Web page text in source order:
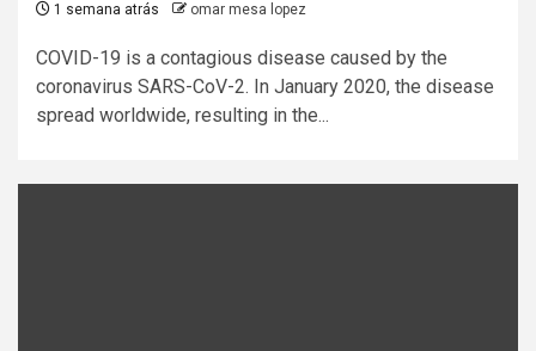
1 semana atrás omar mesa lopez
COVID-19 is a contagious disease caused by the
coronavirus SARS-CoV-2. In January 2020, the disease
spread worldwide, resulting in the...